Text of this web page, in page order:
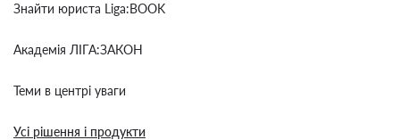
Знайти юриста Liga:BOOK
Академія ЛІГА:ЗАКОН
Теми в центрі уваги
Усі рішення і продукти